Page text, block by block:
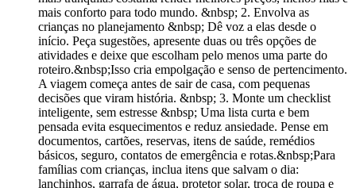
mais conforto para todo mundo. &nbsp; 2. Envolva as
crianças no planejamento &nbsp; Dê voz a elas desde o
início. Peça sugestões, apresente duas ou três opções de
atividades e deixe que escolham pelo menos uma parte do
roteiro.&nbsp;Isso cria empolgação e senso de pertencimento.
A viagem começa antes de sair de casa, com pequenas
decisões que viram história. &nbsp; 3. Monte um checklist
inteligente, sem estresse &nbsp; Uma lista curta e bem
pensada evita esquecimentos e reduz ansiedade. Pense em
documentos, cartões, reservas, itens de saúde, remédios
básicos, seguro, contatos de emergência e rotas.&nbsp;Para
famílias com crianças, inclua itens que salvam o dia:
lanchinhos, garrafa de água, protetor solar, troca de roupa e